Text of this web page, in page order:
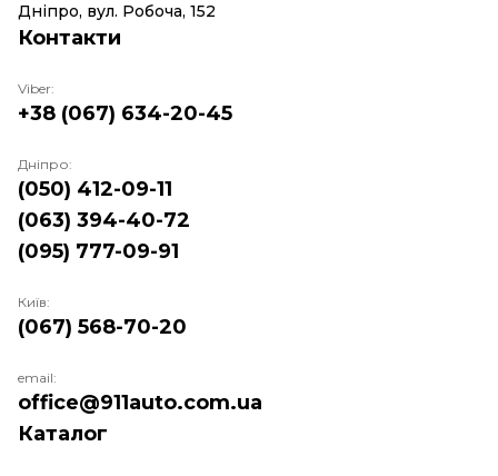
Дніпро, вул. Робоча, 152
Каталог
Контакти
Viber:
+38 (067) 634-20-45
Дніпро:
(050) 412-09-11
(063) 394-40-72
(095) 777-09-91
Київ:
(067) 568-70-20
email:
office@911auto.com.ua